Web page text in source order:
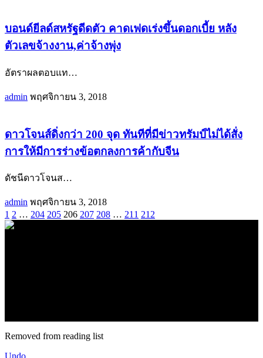
บอนด์ยีลด์สหรัฐดีดตัว คาดเฟดเร่งขึ้นดอกเบี้ย หลัง
ตัวเลขจ้างงาน,ค่าจ้างพุ่ง
อัตราผลตอบแท…
admin พฤศจิกายน 3, 2018
ดาวโจนส์ดิ่งกว่า 200 จุด ทันทีที่มีข่าวทรัมป์ไม่ได้สั่ง
การให้มีการร่างข้อตกลงการค้ากับจีน
ดัชนีดาวโจนส…
admin พฤศจิกายน 3, 2018
1 2 … 204 205 206 207 208 … 211 212
Removed from reading list